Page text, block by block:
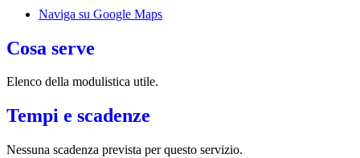
Naviga su Google Maps
Cosa serve
Elenco della modulistica utile.
Tempi e scadenze
Nessuna scadenza prevista per questo servizio.